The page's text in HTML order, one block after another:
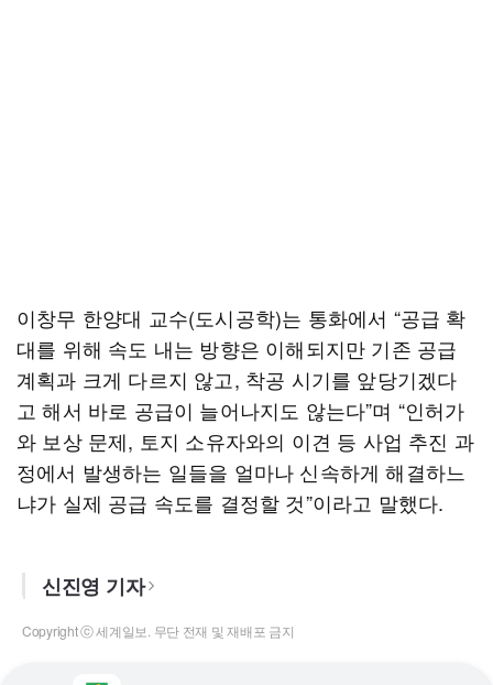
이창무 한양대 교수(도시공학)는 통화에서 “공급 확
대를 위해 속도 내는 방향은 이해되지만 기존 공급
계획과 크게 다르지 않고, 착공 시기를 앞당기겠다
고 해서 바로 공급이 늘어나지도 않는다”며 “인허가
와 보상 문제, 토지 소유자와의 이견 등 사업 추진 과
정에서 발생하는 일들을 얼마나 신속하게 해결하느
냐가 실제 공급 속도를 결정할 것”이라고 말했다.
신진영 기자
Copyright ⓒ 세계일보. 무단 전재 및 재배포 금지